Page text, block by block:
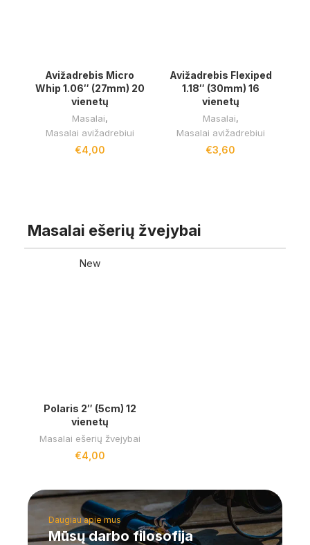
Avižadrebis Micro
Whip 1.06″ (27mm) 20
vienetų
Masalai,
Masalai avižadrebiui
€4,00
Avižadrebis Flexiped
1.18″ (30mm) 16
vienetų
Masalai,
Masalai avižadrebiui
€3,60
Masalai ešerių žvejybai
New
Polaris 2″ (5cm) 12
vienetų
Masalai ešerių žvejybai
€4,00
Daugiau apie mus
Mūsų darbo filosofija